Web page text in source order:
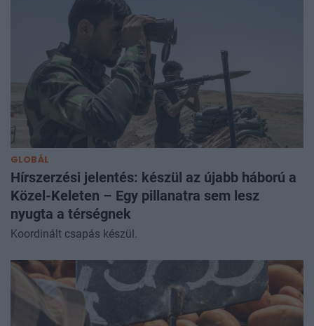
GLOBÁL
Hírszerzési jelentés: készül az újabb háború a
Közel-Keleten – Egy pillanatra sem lesz
nyugta a térségnek
Koordinált csapás készül.